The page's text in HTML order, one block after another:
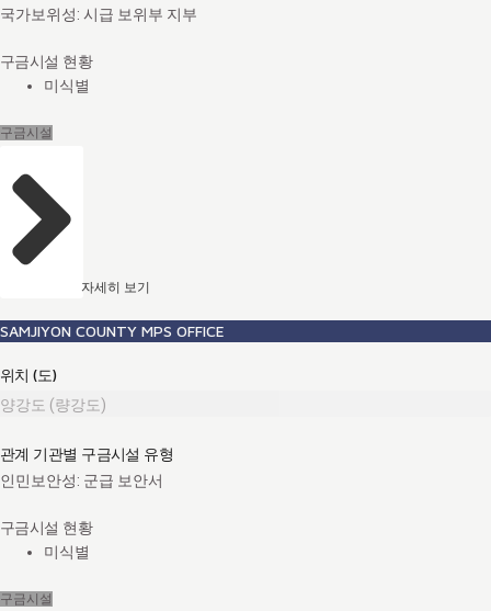
국가보위성: 시급 보위부 지부
구금시설 현황
미식별
구금시설
자세히 보기
SAMJIYON COUNTY MPS OFFICE
위치 (도)
양강도 (량강도)
관계 기관별 구금시설 유형
인민보안성: 군급 보안서
구금시설 현황
미식별
구금시설